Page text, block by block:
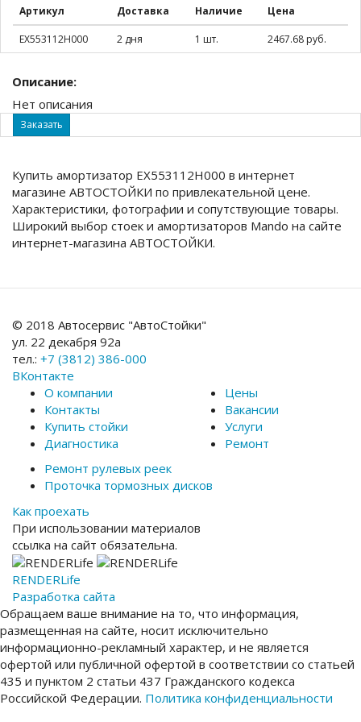
Артикул Доставка Наличие Цена
EX553112H000 2 дня 1 шт. 2467.68 руб.
Описание:
Нет описания
Заказать
Купить амортизатор EX553112H000 в интернет
магазине АВТОСТОЙКИ по привлекательной цене.
Характеристики, фотографии и сопутствующие товары.
Широкий выбор стоек и амортизаторов Mando на сайте
интернет-магазина АВТОСТОЙКИ.
© 2018 Автосервис "АвтоСтойки"
ул. 22 декабря 92а
тел.: +7 (3812) 386-000
ВКонтакте
О компании
Контакты
Купить стойки
Диагностика
Цены
Вакансии
Услуги
Ремонт
Ремонт рулевых реек
Проточка тормозных дисков
Как проехать
При использовании материалов
ссылка на сайт обязательна.
RENDERLife
Разработка сайта
Обращаем ваше внимание на то, что информация,
размещенная на сайте, носит исключительно
информационно-рекламный характер, и не является
офертой или публичной офертой в соответствии со статьей
435 и пунктом 2 статьи 437 Гражданского кодекса
Российской Федерации. Политика конфиденциальности